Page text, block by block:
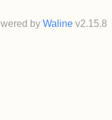
by Waline v2.15.8